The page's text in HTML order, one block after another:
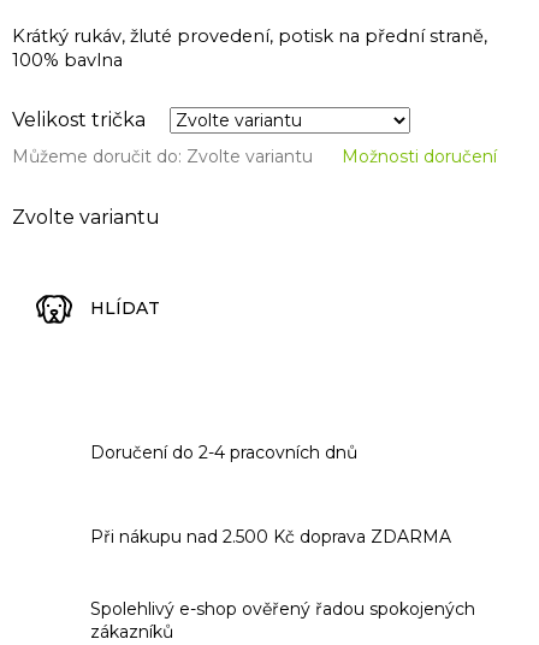
Zvolte variantu
Velikost trička
Můžeme doručit do: Zvolte variantu Možnosti doručení
Krátký rukáv, žluté provedení, potisk na přední straně,
100% bavlna
HLÍDAT
Doručení do 2-4 pracovních dnů
Při nákupu nad 2.500 Kč doprava ZDARMA
Spolehlivý e-shop ověřený řadou spokojených
zákazníků